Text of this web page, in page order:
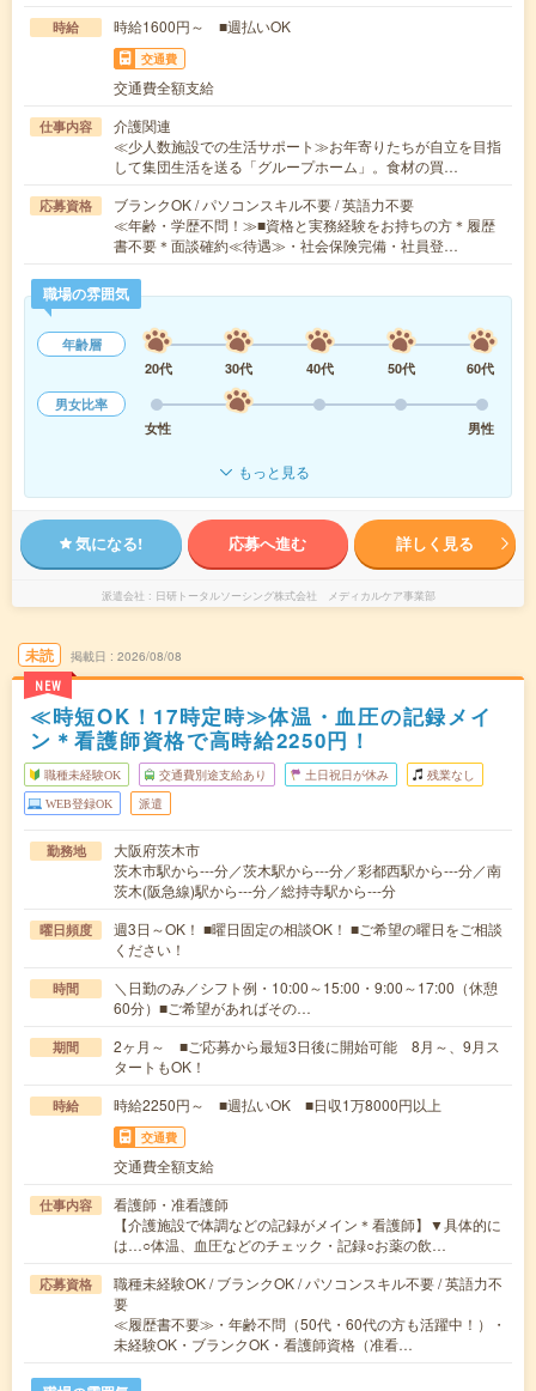
時給 時給1600円～ ■週払いOK
交通費
交通費全額支給
仕事内容
介護関連
≪少人数施設での生活サポート≫お年寄りたちが自立を目指
して集団生活を送る「グループホーム」。食材の買…
応募資格
ブランクOK / パソコンスキル不要 / 英語力不要
≪年齢・学歴不問！≫■資格と実務経験をお持ちの方＊履歴
書不要＊面談確約≪待遇≫・社会保険完備・社員登…
職場の雰囲気
年齢層
20代
30代 40代 50代
60代
男女比率
女性
男性
もっと見る
気になる! 応募へ進む 詳しく見る
派遣会社 日研トータルソーシング株式会社 メディカルケア事業部
未読
NEW
掲載日 2026/08/08
≪時短OK！17時定時≫体温・血圧の記録メイ
ン＊看護師資格で高時給2250円！
職種未経験OK 交通費別途支給あり 土日祝日が休み 残業なし
WEB登録OK 派遣
勤務地
大阪府茨木市
茨木市駅から---分／茨木駅から---分／彩都西駅から---分／南
茨木(阪急線)駅から---分／総持寺駅から---分
曜日頻度
週3日～OK！ ■曜日固定の相談OK！ ■ご希望の曜日をご相談
ください！
時間
＼日勤のみ／シフト例・10:00～15:00・9:00～17:00（休憩
60分）■ご希望があればその…
期間
2ヶ月～ ■ご応募から最短3日後に開始可能 8月～、9月ス
タートもOK！
時給 時給2250円～ ■週払いOK ■日収1万8000円以上
交通費
交通費全額支給
仕事内容
看護師・准看護師
【介護施設で体調などの記録がメイン＊看護師】▼具体的に
は…○体温、血圧などのチェック・記録○お薬の飲…
応募資格
職種未経験OK / ブランクOK / パソコンスキル不要 / 英語力不
要
≪履歴書不要≫・年齢不問（50代・60代の方も活躍中！）・
未経験OK・ブランクOK・看護師資格（准看…